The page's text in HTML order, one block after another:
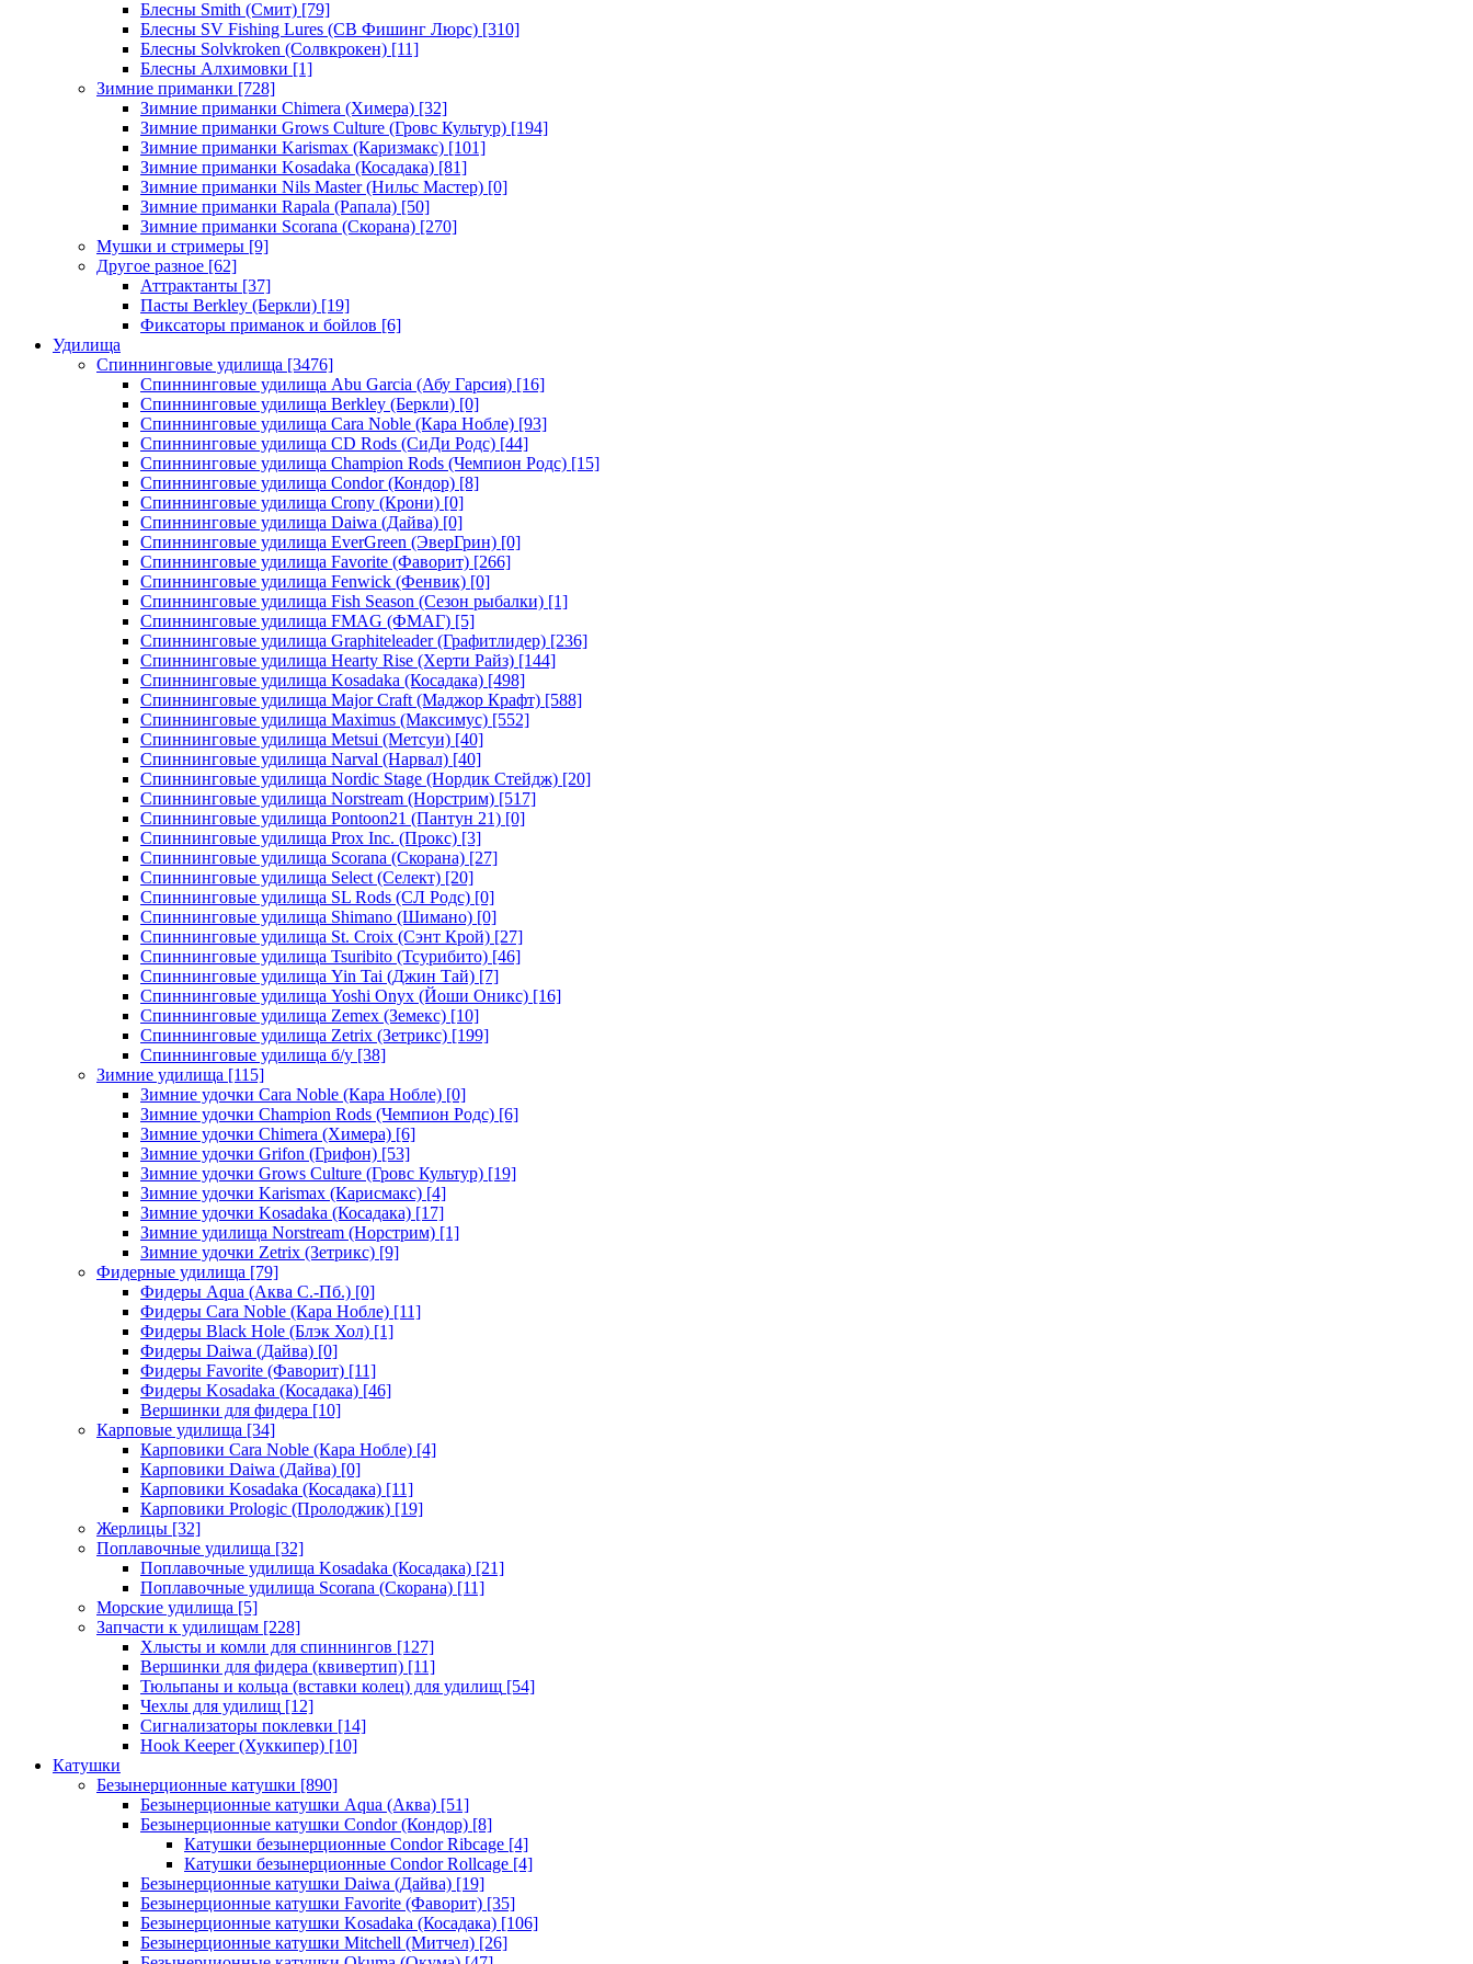
Блесны Smith (Смит) [79]
Блесны SV Fishing Lures (СВ Фишинг Люрс) [310]
Блесны Solvkroken (Солвкрокен) [11]
Блесны Алхимовки [1]
Зимние приманки [728]
Зимние приманки Chimera (Химера) [32]
Зимние приманки Grows Culture (Гровс Культур) [194]
Зимние приманки Karismax (Каризмакс) [101]
Зимние приманки Kosadaka (Косадака) [81]
Зимние приманки Nils Master (Нильс Мастер) [0]
Зимние приманки Rapala (Рапала) [50]
Зимние приманки Scorana (Скорана) [270]
Мушки и стримеры [9]
Другое разное [62]
Аттрактанты [37]
Пасты Berkley (Беркли) [19]
Фиксаторы приманок и бойлов [6]
Удилища
Спиннинговые удилища [3476]
Спиннинговые удилища Abu Garcia (Абу Гарсия) [16]
Спиннинговые удилища Berkley (Беркли) [0]
Спиннинговые удилища Cara Noble (Кара Нобле) [93]
Спиннинговые удилища CD Rods (СиДи Родс) [44]
Спиннинговые удилища Champion Rods (Чемпион Родс) [15]
Спиннинговые удилища Condor (Кондор) [8]
Спиннинговые удилища Crony (Крони) [0]
Спиннинговые удилища Daiwa (Дайва) [0]
Спиннинговые удилища EverGreen (ЭверГрин) [0]
Спиннинговые удилища Favorite (Фаворит) [266]
Спиннинговые удилища Fenwick (Фенвик) [0]
Спиннинговые удилища Fish Season (Сезон рыбалки) [1]
Спиннинговые удилища FMAG (ФМАГ) [5]
Спиннинговые удилища Graphiteleader (Графитлидер) [236]
Спиннинговые удилища Hearty Rise (Херти Райз) [144]
Спиннинговые удилища Kosadaka (Косадака) [498]
Спиннинговые удилища Major Craft (Маджор Крафт) [588]
Спиннинговые удилища Maximus (Максимус) [552]
Спиннинговые удилища Metsui (Метсуи) [40]
Спиннинговые удилища Narval (Нарвал) [40]
Спиннинговые удилища Nordic Stage (Нордик Стейдж) [20]
Спиннинговые удилища Norstream (Норстрим) [517]
Спиннинговые удилища Pontoon21 (Пантун 21) [0]
Спиннинговые удилища Prox Inc. (Прокс) [3]
Спиннинговые удилища Scorana (Скорана) [27]
Спиннинговые удилища Select (Селект) [20]
Спиннинговые удилища SL Rods (СЛ Родс) [0]
Спиннинговые удилища Shimano (Шимано) [0]
Спиннинговые удилища St. Croix (Сэнт Крой) [27]
Спиннинговые удилища Tsuribito (Тсурибито) [46]
Спиннинговые удилища Yin Tai (Джин Тай) [7]
Спиннинговые удилища Yoshi Onyx (Йоши Оникс) [16]
Спиннинговые удилища Zemex (Земекс) [10]
Спиннинговые удилища Zetrix (Зетрикс) [199]
Спиннинговые удилища б/у [38]
Зимние удилища [115]
Зимние удочки Cara Noble (Кара Нобле) [0]
Зимние удочки Champion Rods (Чемпион Родс) [6]
Зимние удочки Chimera (Химера) [6]
Зимние удочки Grifon (Грифон) [53]
Зимние удочки Grows Culture (Гровс Культур) [19]
Зимние удочки Karismax (Карисмакс) [4]
Зимние удочки Kosadaka (Косадака) [17]
Зимние удилища Norstream (Норстрим) [1]
Зимние удочки Zetrix (Зетрикс) [9]
Фидерные удилища [79]
Фидеры Aqua (Аква С.-Пб.) [0]
Фидеры Cara Noble (Кара Нобле) [11]
Фидеры Black Hole (Блэк Хол) [1]
Фидеры Daiwa (Дайва) [0]
Фидеры Favorite (Фаворит) [11]
Фидеры Kosadaka (Косадака) [46]
Вершинки для фидера [10]
Карповые удилища [34]
Карповики Cara Noble (Кара Нобле) [4]
Карповики Daiwa (Дайва) [0]
Карповики Kosadaka (Косадака) [11]
Карповики Prologic (Пролоджик) [19]
Жерлицы [32]
Поплавочные удилища [32]
Поплавочные удилища Kosadaka (Косадака) [21]
Поплавочные удилища Scorana (Скорана) [11]
Морские удилища [5]
Запчасти к удилищам [228]
Хлысты и комли для спиннингов [127]
Вершинки для фидера (квивертип) [11]
Тюльпаны и кольца (вставки колец) для удилищ [54]
Чехлы для удилищ [12]
Сигнализаторы поклевки [14]
Hook Keeper (Хуккипер) [10]
Катушки
Безынерционные катушки [890]
Безынерционные катушки Aqua (Аква) [51]
Безынерционные катушки Condor (Кондор) [8]
Катушки безынерционные Condor Ribcage [4]
Катушки безынерционные Condor Rollcage [4]
Безынерционные катушки Daiwa (Дайва) [19]
Безынерционные катушки Favorite (Фаворит) [35]
Безынерционные катушки Kosadaka (Косадака) [106]
Безынерционные катушки Mitchell (Митчел) [26]